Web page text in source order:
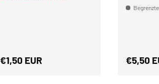
Normaler Preis
€1,50 EUR €5,50